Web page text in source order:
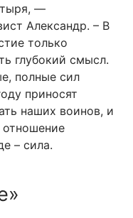
—
Александр. – В
только
глубокий смысл.
полные сил
приносят
наших воинов, и
– сила.